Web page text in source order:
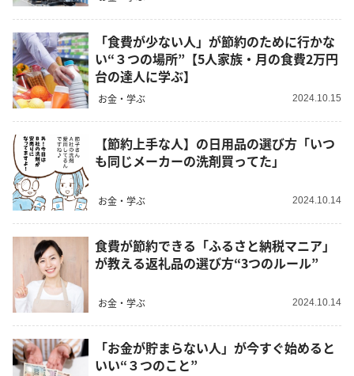
「食費が少ない人」が節約のために行かな
い“３つの場所”【5人家族・月の食費2万円
台の達人に学ぶ】
お金・学ぶ 2024.10.15
【節約上手な人】の日用品の選び方「いつ
も同じメーカーの洗剤買ってた」
お金・学ぶ 2024.10.14
食費が節約できる「ふるさと納税マニア」
が教える返礼品の選び方“3つのルール”
お金・学ぶ 2024.10.14
「お金が貯まらない人」が今すぐ始めると
いい“３つのこと”